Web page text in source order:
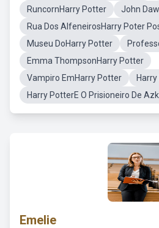
RuncornHarry Potter
John
Rua Dos AlfeneirosHarry Poter
Museu DoHarry Potter
Emma ThompsonHarry Potter
Vampiro EmHarry Potter
Harry PotterE O Prisioneiro De
Emelie